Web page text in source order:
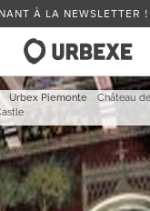
À LA NEWSLETTER !
- Urbex Piemonte - Château